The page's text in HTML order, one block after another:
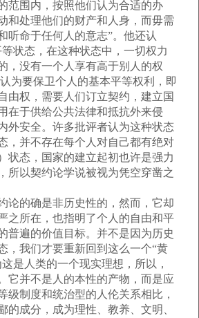
范围内，按照他们认为合适的办
和处理他们的财产和人身，而毋需
听命于任何人的意志”。他还认
状态，在这种状态中，一切权力
，没有一个人享有高于别人的权
为要保卫个人的基本平等权利，即
由权，需要人们订立契约，建立国
在于供给公共法律和抵抗外来侵
外安全。许多批评者认为这种状态
，并不存在每个人对自己都有绝对
状态，国家的建立起初也许是强力
所以契约论学说被视为凭空穿凿之
的确是非历史性的，然而，它却
之所在，也指明了个人的自由和平
普遍的价值目标。并不是因为历史
，我们才要重新回到这么一个“黄
是人类的一个现实理想，所以，
它并不是人的本性的产物，而是应
级制度和统治型的人伦关系相比，
的成分，成为理性、教养、文明、